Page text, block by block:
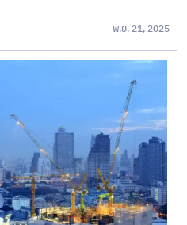
พ.ย. 21, 2025